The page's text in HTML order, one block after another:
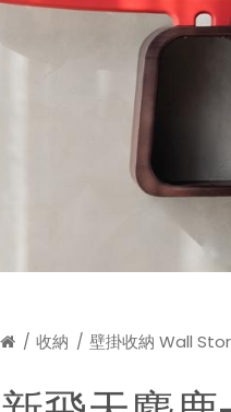
收納 壁掛收納 Wall